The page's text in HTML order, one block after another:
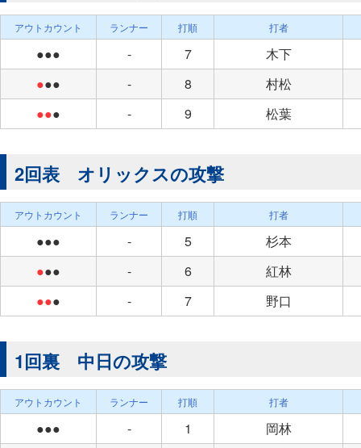
アウトカウント ランナー 打順 打者
●●● - 7
木下
●●● - 8
村松
●●● - 9 松葉
2回表 オリックスの攻撃
アウトカウント ランナー 打順 打者
●●● - 5
杉本
●●● - 6
紅林
●●● - 7 野口
1回裏 中日の攻撃
アウトカウント ランナー 打順 打者
●●● - 1
岡林